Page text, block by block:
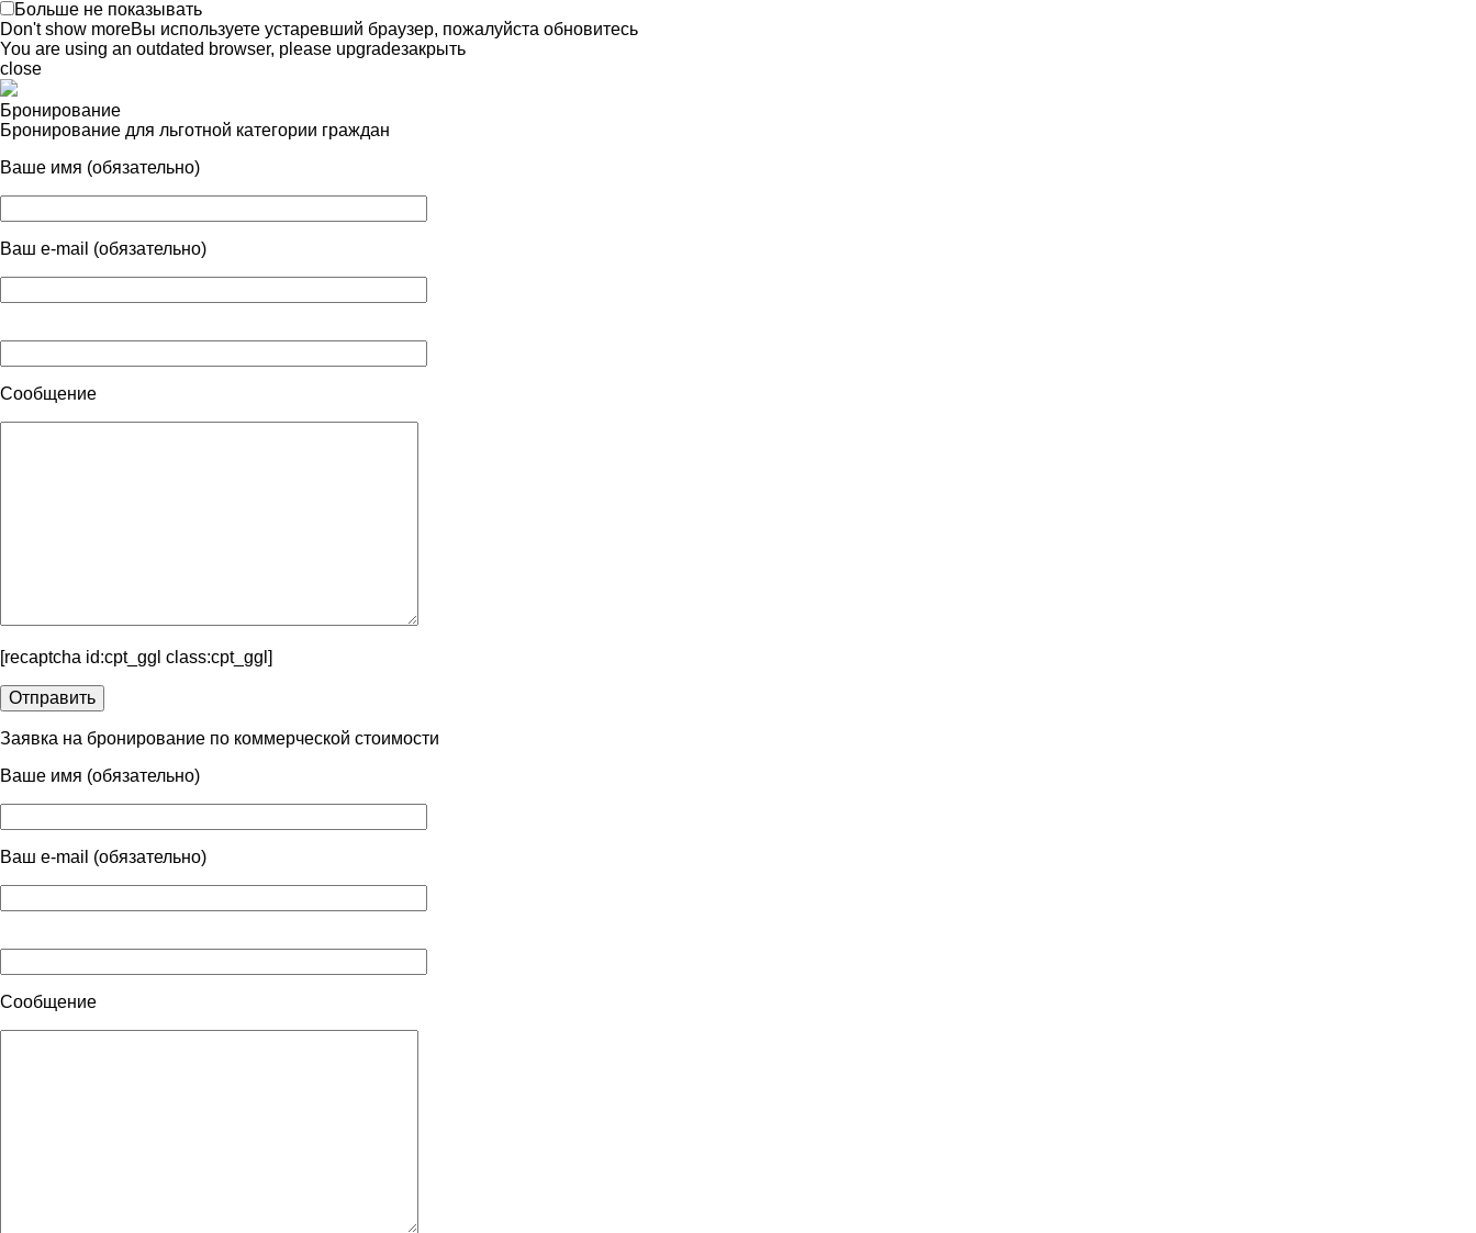
Больше не показывать
Don't show moreВы используете устаревший браузер, пожалуйста обновитесь
You are using an outdated browser, please upgradeзакрыть
close
Бронирование
Бронирование для льготной категории граждан
Ваше имя (обязательно)
Ваш e-mail (обязательно)
Сообщение
[recaptcha id:cpt_ggl class:cpt_ggl]
Заявка на бронирование по коммерческой стоимости
Ваше имя (обязательно)
Ваш e-mail (обязательно)
Сообщение